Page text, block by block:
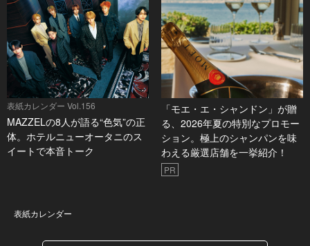
表紙カレンダー Vol.156
MAZZELの8人が語る“色気”の正
体。ホテルニューオータニのス
イートで本音トーク
「モエ・エ・シャンドン」が贈
る、2026年夏の特別なプロモー
ション。極上のシャンパンを味
わえる厳選店舗を一挙紹介！
PR
表紙カレンダー